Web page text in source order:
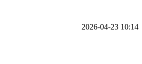
2026-04-23 10:14